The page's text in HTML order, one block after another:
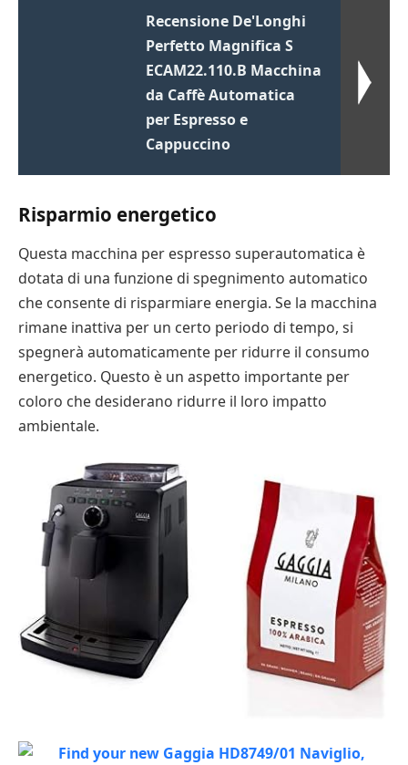
Recensione De'Longhi
Perfetto Magnifica S
ECAM22.110.B Macchina
da Caffè Automatica
per Espresso e
Cappuccino
Risparmio energetico
Questa macchina per espresso superautomatica è
dotata di una funzione di spegnimento automatico
che consente di risparmiare energia. Se la macchina
rimane inattiva per un certo periodo di tempo, si
spegnerà automaticamente per ridurre il consumo
energetico. Questo è un aspetto importante per
coloro che desiderano ridurre il loro impatto
ambientale.